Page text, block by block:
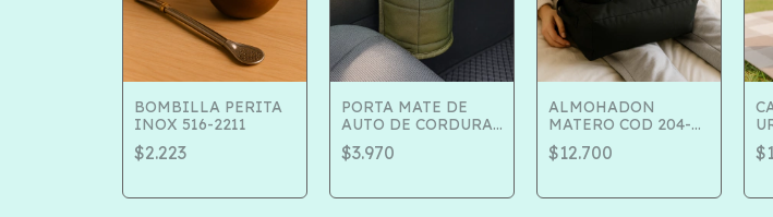
BOMBILLA PERITA
INOX 516-2211
$2.223
PORTA MATE DE
AUTO DE CORDURA
COD 221-38
$3.970
ALMOHADON
MATERO COD 204-
877
$12.700
08